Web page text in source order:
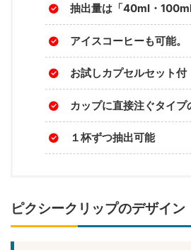
抽出量は「40ml・
アイスコーヒーも可能。
お試しカプセルセット付
カップに直接注ぐタイプ
１杯ずつ抽出可能
ピクシークリップのデザイン